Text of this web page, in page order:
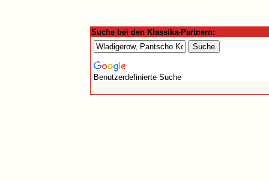
Suche bei den Klassika-Partnern:
Benutzerdefinierte Suche